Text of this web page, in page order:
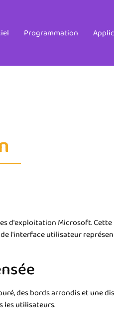
Programmation
d'exploitation Microsoft.
l'interface utilisateur
des bords arrondis et une
les utilisateurs.